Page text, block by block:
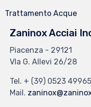
Trattamento Acque
Zaninox Acciai
Piacenza - 29121
VIa G. Allevi 26/28
Tel. + (39) 0523
Mail.